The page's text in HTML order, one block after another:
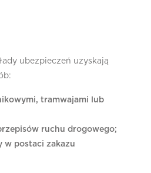
ubezpieczeń uzyskają
tramwajami lub
ruchu drogowego;
w postaci zakazu